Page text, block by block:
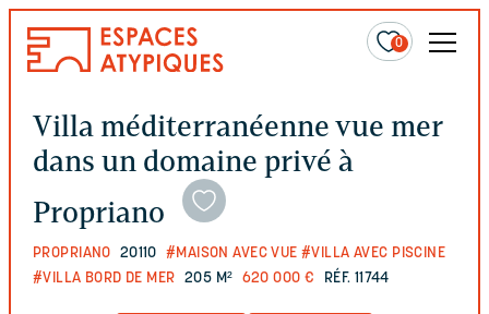
0
Villa méditerranéenne vue mer
dans un domaine privé à
Propriano
PROPRIANO 20110 #MAISON AVEC VUE #VILLA AVEC PISCINE
#VILLA BORD DE MER 205 M² 620 000 € RÉF. 11744